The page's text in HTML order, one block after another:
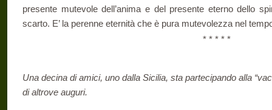
presente mutevole dell’anima e del presente eterno dello
scarto. E’ la perenne eternità che è pura mutevolezza nel
* * * * *
Una decina di amici, uno dalla Sicilia, sta partecipando alla
di altrove auguri.